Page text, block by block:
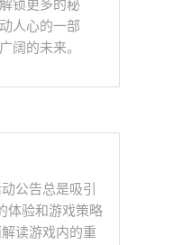
锁更多的秘
人心的一部
阔的未来。
公告总是吸引
体验和游戏策略
读游戏内的重